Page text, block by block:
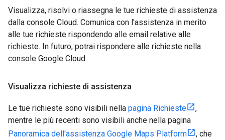
Visualizza, risolvi o riassegna le tue richieste di assistenza
dalla console Cloud. Comunica con l'assistenza in merito
alle tue richieste rispondendo alle email relative alle
richieste. In futuro, potrai rispondere alle richieste nella
console Google Cloud.
Visualizza richieste di assistenza
Le tue richieste sono visibili nella pagina Richieste
,
mentre le più recenti sono visibili anche nella pagina
Panoramica dell'assistenza Google Maps Platform
, che